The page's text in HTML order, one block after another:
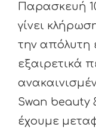
Παρασκευή
γίνει
την απόλυτη
εξαιρετικά
Swan beauty
έχουμε